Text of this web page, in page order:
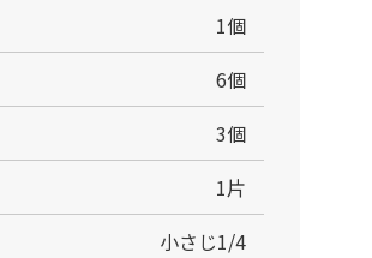
1個
6個
3個
1片
小さじ1/4